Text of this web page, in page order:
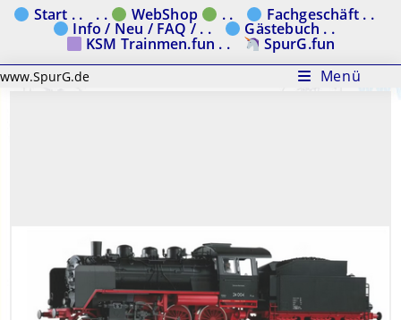
Zum Start . . . . WebShop . . Fachgeschäft . .
Info / Neu / FAQ / . . Gästebuch . .
KSM Trainmen.fun . . SpurG.fun
www.SpurG.de Menü